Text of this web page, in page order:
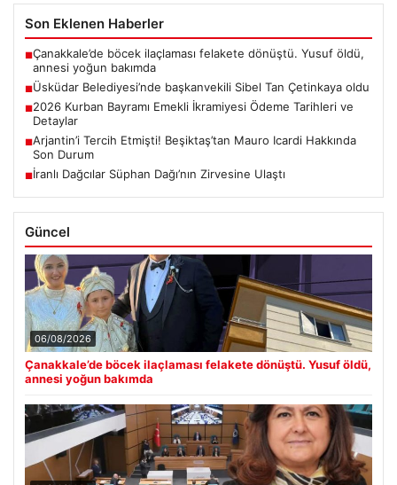
Son Eklenen Haberler
■Çanakkale’de böcek ilaçlaması felakete dönüştü. Yusuf öldü,
annesi yoğun bakımda
■Üsküdar Belediyesi’nde başkanvekili Sibel Tan Çetinkaya oldu
■2026 Kurban Bayramı Emekli İkramiyesi Ödeme Tarihleri ve
Detaylar
■Arjantin’i Tercih Etmişti! Beşiktaş’tan Mauro Icardi Hakkında
Son Durum
■İranlı Dağcılar Süphan Dağı’nın Zirvesine Ulaştı
Güncel
06/08/2026
Çanakkale’de böcek ilaçlaması felakete dönüştü. Yusuf öldü,
annesi yoğun bakımda